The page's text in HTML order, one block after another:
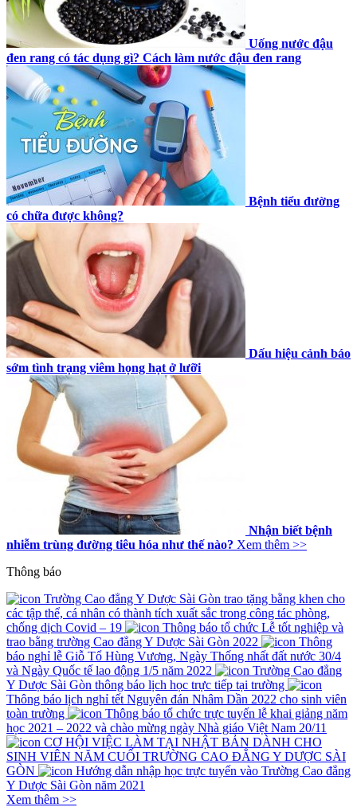
Uống nước đậu
đen rang có tác dụng gì? Cách làm nước đậu đen rang
Bệnh tiểu đường
có chữa được không?
Dấu hiệu cảnh báo
sớm tình trạng viêm họng hạt ở lưỡi
Nhận biết bệnh
nhiễm trùng đường tiêu hóa như thế nào? Xem thêm >>
Thông báo
Trường Cao đẳng Y Dược Sài Gòn trao tặng bằng khen cho
các tập thể, cá nhân có thành tích xuất sắc trong công tác phòng,
chống dịch Covid – 19
Thông báo tổ chức Lễ tốt nghiệp và
trao bằng trường Cao đẳng Y Dược Sài Gòn 2022
Thông
báo nghỉ lễ Giỗ Tổ Hùng Vương, Ngày Thống nhất đất nước 30/4
và Ngày Quốc tế lao động 1/5 năm 2022
Trường Cao đẳng
Y Dược Sài Gòn thông báo lịch học trực tiếp tại trường
Thông báo lịch nghỉ tết Nguyên đán Nhâm Dần 2022 cho sinh viên
toàn trường
Thông báo tổ chức trực tuyến lễ khai giảng năm
học 2021 – 2022 và chào mừng ngày Nhà giáo Việt Nam 20/11
CƠ HỘI VIỆC LÀM TẠI NHẬT BẢN DÀNH CHO
SINH VIÊN NĂM CUỐI TRƯỜNG CAO ĐẲNG Y DƯỢC SÀI
GÒN
Hướng dẫn nhập học trực tuyến vào Trường Cao đẳng
Y Dược Sài Gòn năm 2021
Xem thêm >>